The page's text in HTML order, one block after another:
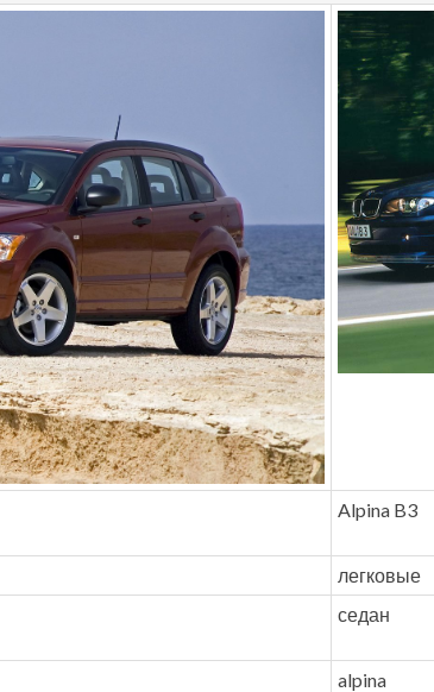
Alpina B3
легковые
седан
alpina